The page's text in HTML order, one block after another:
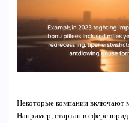
Некоторые компании включают
Например, стартап в сфере